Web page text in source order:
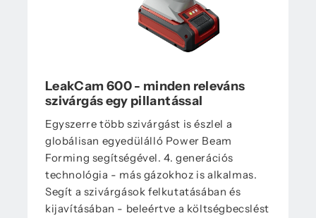
LeakCam 600 - minden releváns
szivárgás egy pillantással
Egyszerre több szivárgást is észlel a
globálisan egyedülálló Power Beam
Forming segítségével. 4. generációs
technológia - más gázokhoz is alkalmas.
Segít a szivárgások felkutatásában és
kijavításában - beleértve a költségbecslést